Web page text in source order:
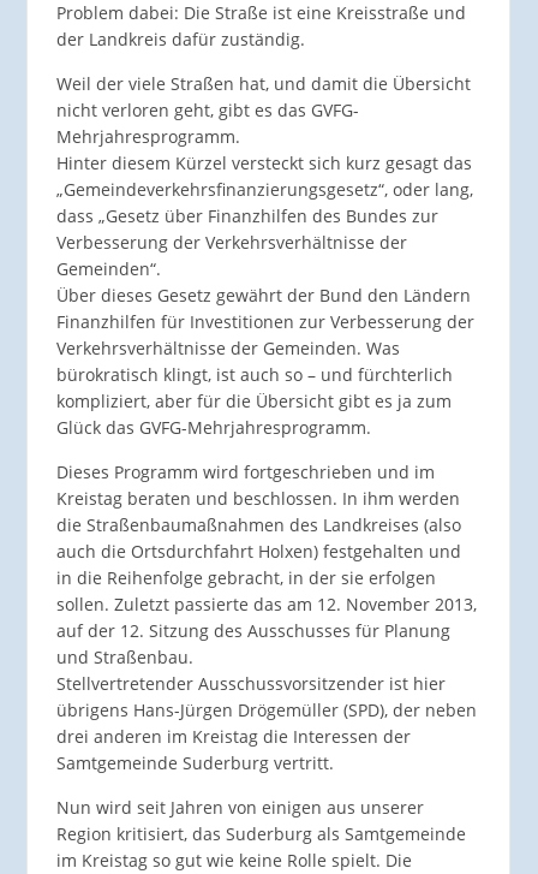
Problem dabei: Die Straße ist eine Kreisstraße und
der Landkreis dafür zuständig.
Weil der viele Straßen hat, und damit die Übersicht
nicht verloren geht, gibt es das GVFG-
Mehrjahresprogramm.
Hinter diesem Kürzel versteckt sich kurz gesagt das
„Gemeindeverkehrsfinanzierungsgesetz“, oder lang,
dass „Gesetz über Finanzhilfen des Bundes zur
Verbesserung der Verkehrsverhältnisse der
Gemeinden“.
Über dieses Gesetz gewährt der Bund den Ländern
Finanzhilfen für Investitionen zur Verbesserung der
Verkehrsverhältnisse der Gemeinden. Was
bürokratisch klingt, ist auch so – und fürchterlich
kompliziert, aber für die Übersicht gibt es ja zum
Glück das GVFG-Mehrjahresprogramm.
Dieses Programm wird fortgeschrieben und im
Kreistag beraten und beschlossen. In ihm werden
die Straßenbaumaßnahmen des Landkreises (also
auch die Ortsdurchfahrt Holxen) festgehalten und
in die Reihenfolge gebracht, in der sie erfolgen
sollen. Zuletzt passierte das am 12. November 2013,
auf der 12. Sitzung des Ausschusses für Planung
und Straßenbau.
Stellvertretender Ausschussvorsitzender ist hier
übrigens Hans-Jürgen Drögemüller (SPD), der neben
drei anderen im Kreistag die Interessen der
Samtgemeinde Suderburg vertritt.
Nun wird seit Jahren von einigen aus unserer
Region kritisiert, das Suderburg als Samtgemeinde
im Kreistag so gut wie keine Rolle spielt. Die